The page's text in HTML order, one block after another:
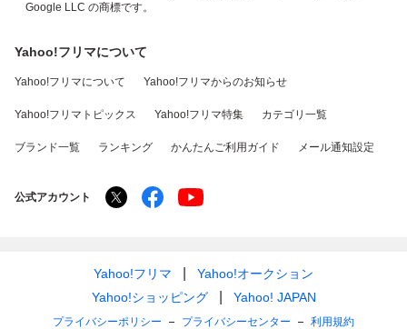
Google LLC の商標です。
Yahoo!フリマについて
Yahoo!フリマについて Yahoo!フリマからのお知らせ
Yahoo!フリマトピックス Yahoo!フリマ特集 カテゴリ一覧
ブランド一覧 ランキング かんたんご利用ガイド メール通知設定
公式アカウント
Yahoo!フリマ
Yahoo!オークション
Yahoo!ショッピング
Yahoo! JAPAN
プライバシーポリシー プライバシーセンター 利用規約